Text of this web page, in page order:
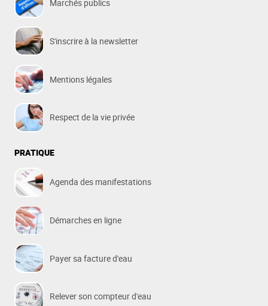
Marchés publics
S'inscrire à la newsletter
Mentions légales
Respect de la vie privée
PRATIQUE
Agenda des manifestations
Démarches en ligne
Payer sa facture d'eau
Relever son compteur d'eau